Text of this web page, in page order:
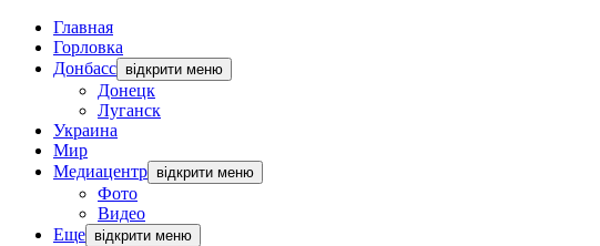
Главная
Горловка
Донбасс відкрити меню
Донецк
Луганск
Украина
Мир
Медиацентр відкрити меню
Фото
Видео
Еще відкрити меню